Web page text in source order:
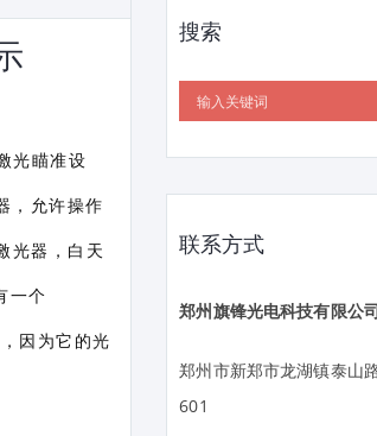
光瞄准设
，允许操作
光器，白天
一个
因为它的光
搜索
联系方式
郑州旗锋光电科技有限公
郑州市新郑市龙湖镇泰山
601